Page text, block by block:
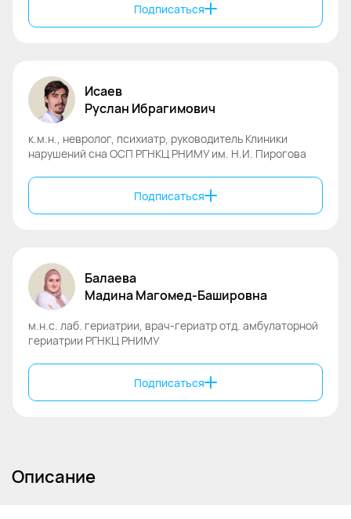
Подписаться
Исаев
Руслан Ибрагимович
к.м.н., невролог, психиатр, руководитель Клиники
нарушений сна ОСП РГНКЦ РНИМУ им. Н.И. Пирогова
Подписаться
Балаева
МадинаМагомед-Башировна
м.н.с. лаб. гериатрии, врач-гериатр отд. амбулаторной
гериатрии РГНКЦ РНИМУ
Подписаться
Описание